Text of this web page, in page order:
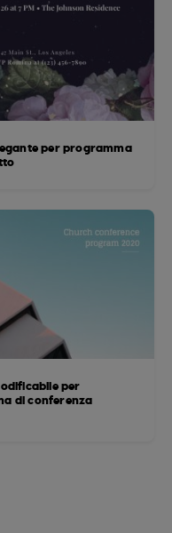
per programma
per
di conferenza